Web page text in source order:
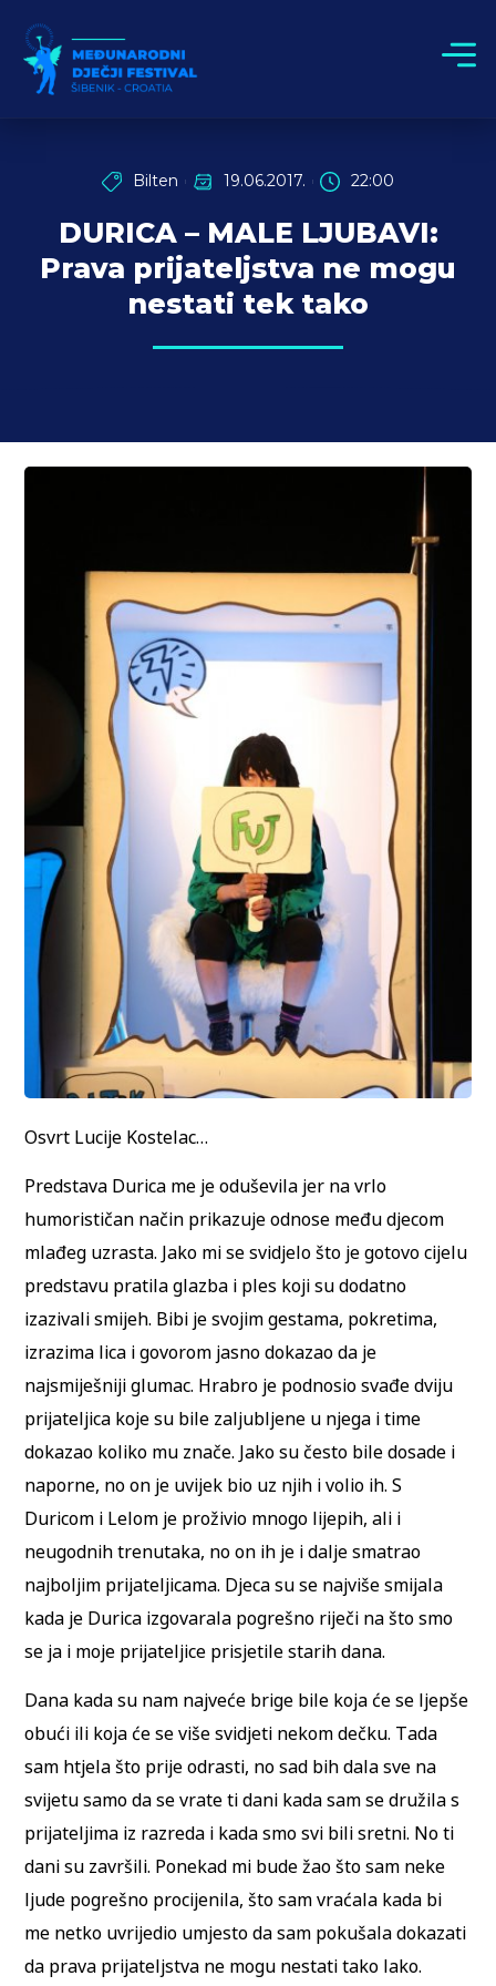
Bilten 19.06.2017. 22:00
DURICA – MALE LJUBAVI:
Prava prijateljstva ne mogu
nestati tek tako
Osvrt Lucije Kostelac…
Predstava Durica me je oduševila jer na vrlo
humorističan način prikazuje odnose među djecom
mlađeg uzrasta. Jako mi se svidjelo što je gotovo cijelu
predstavu pratila glazba i ples koji su dodatno
izazivali smijeh. Bibi je svojim gestama, pokretima,
izrazima lica i govorom jasno dokazao da je
najsmiješniji glumac. Hrabro je podnosio svađe dviju
prijateljica koje su bile zaljubljene u njega i time
dokazao koliko mu znače. Jako su često bile dosade i
naporne, no on je uvijek bio uz njih i volio ih. S
Duricom i Lelom je proživio mnogo lijepih, ali i
neugodnih trenutaka, no on ih je i dalje smatrao
najboljim prijateljicama. Djeca su se najviše smijala
kada je Durica izgovarala pogrešno riječi na što smo
se ja i moje prijateljice prisjetile starih dana.
Dana kada su nam najveće brige bile koja će se ljepše
obući ili koja će se više svidjeti nekom dečku. Tada
sam htjela što prije odrasti, no sad bih dala sve na
svijetu samo da se vrate ti dani kada sam se družila s
prijateljima iz razreda i kada smo svi bili sretni. No ti
dani su završili. Ponekad mi bude žao što sam neke
ljude pogrešno procijenila, što sam vraćala kada bi
me netko uvrijedio umjesto da sam pokušala dokazati
da prava prijateljstva ne mogu nestati tako lako.